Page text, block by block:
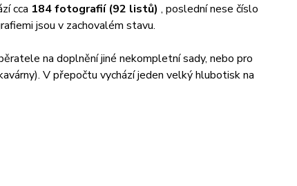
cca 184 fotografií (92 listů) , poslední nese číslo
jsou v zachovalém stavu.
na doplnění jiné nekompletní sady, nebo pro
V přepočtu vychází jeden velký hlubotisk na